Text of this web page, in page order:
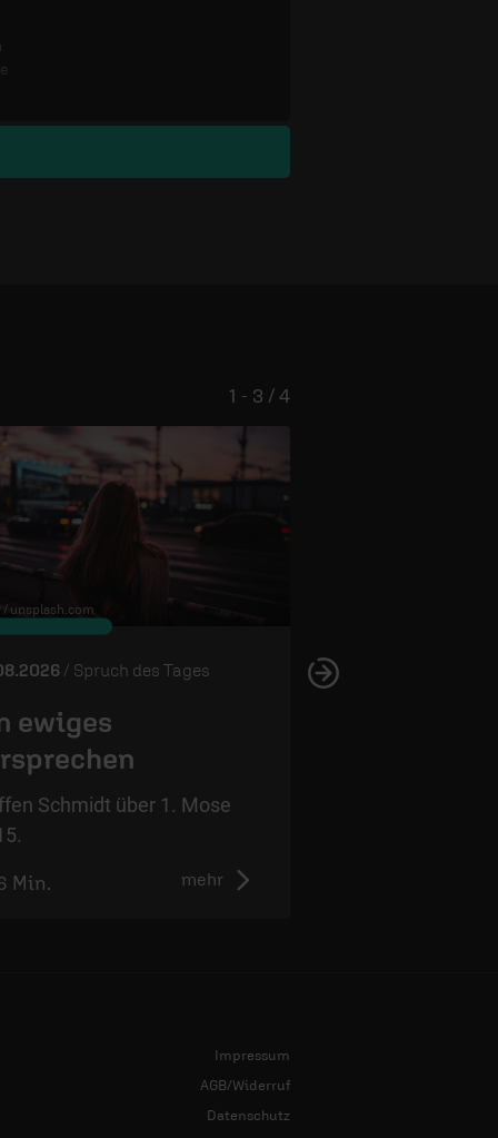
/unsplash.com
/ Spruch des Tages
ewiges
Schmidt über 1. Mose
mehr
Min.
05.08.2026
1 - 3 / 4
Impressum
AGB/Widerruf
Datenschutz